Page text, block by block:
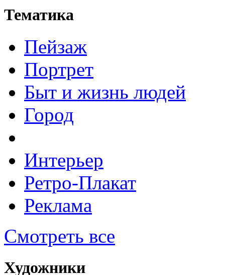
Тематика
Пейзаж
Портрет
Быт и жизнь людей
Город
Интерьер
Ретро-Плакат
Реклама
Смотреть все
Художники